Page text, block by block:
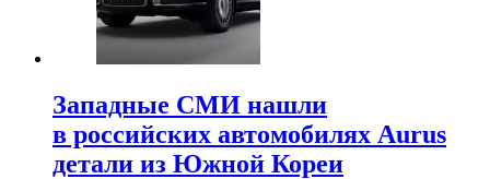
Западные СМИ нашли
в российских автомобилях Aurus
детали из Южной Кореи